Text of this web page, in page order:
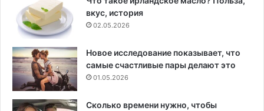
вкус, история
02.05.2026
Новое исследование показывает, что
самые счастливые пары делают это
01.05.2026
Сколько времени нужно, чтобы